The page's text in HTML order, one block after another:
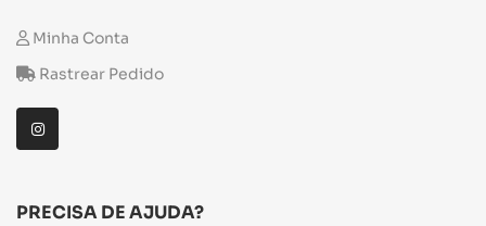
Minha Conta
Rastrear Pedido
PRECISA DE AJUDA?